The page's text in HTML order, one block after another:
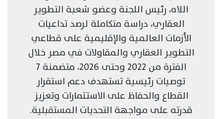
اللاه، رئيس اللجنة وعضو شعبة التطوير
العقاري، دراسة متكاملة لرصد تداعيات
الأزمات العالمية والإقليمية على قطاعي
التطوير العقاري والمقاولات في مصر خلال
الفترة من 2022 وحتى 2026، متضمنة 7
توصيات رئيسية تستهدف دعم استقرار
القطاع والحفاظ على الاستثمارات وتعزيز
قدرته على مواجهة التحديات المستقبلية.